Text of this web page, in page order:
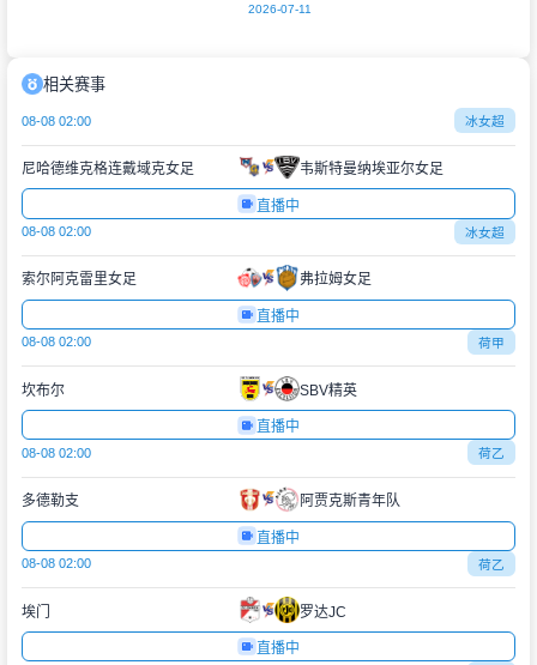
2026-07-11
相关赛事
08-08 02:00 冰女超
尼哈德维克格连戴域克女足 韦斯特曼纳埃亚尔女足
直播中
08-08 02:00 冰女超
索尔阿克雷里女足 弗拉姆女足
直播中
08-08 02:00 荷甲
坎布尔 SBV精英
直播中
08-08 02:00 荷乙
多德勒支 阿贾克斯青年队
直播中
08-08 02:00 荷乙
埃门 罗达JC
直播中